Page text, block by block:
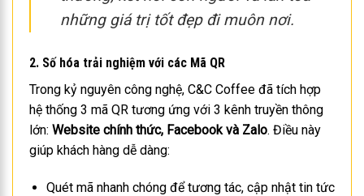
những giá trị tốt đẹp đi muôn nơi.
2. Số hóa trải nghiệm với các Mã QR
Trong kỷ nguyên công nghệ, C&C Coffee đã tích hợp
hệ thống 3 mã QR tương ứng với 3 kênh truyền thông
lớn: Website chính thức, Facebook và Zalo. Điều này
giúp khách hàng dễ dàng:
Quét mã nhanh chóng để tương tác, cập nhật tin tức